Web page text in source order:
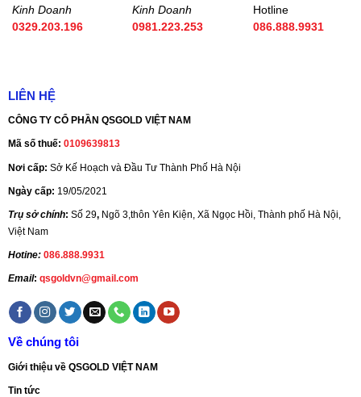
Kinh Doanh
0329.203.196
Kinh Doanh
0981.223.253
Hotline
086.888.9931
LIÊN HỆ
CÔNG TY CỔ PHẦN QSGOLD VIỆT NAM
Mã số thuế: 0109639813
Nơi cấp: Sở Kế Hoạch và Đầu Tư Thành Phố Hà Nội
Ngày cấp: 19/05/2021
Trụ sở chính: Số 29, Ngõ 3,thôn Yên Kiện, Xã Ngọc Hồi, Thành phố Hà Nội,
Việt Nam
Hotine: 086.888.9931
Email: qsgoldvn@gmail.com
Về chúng tôi
Giới thiệu về QSGOLD VIỆT NAM
Tin tức